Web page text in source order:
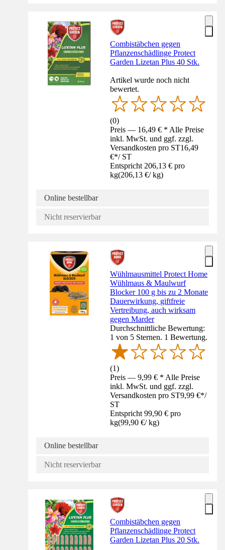
Combistäbchen gegen
Pflanzenschädlinge Protect
Garden Lizetan Plus 40 Stk.
Artikel wurde noch nicht
bewertet.
(0)
Preis — 16,49 € * Alle Preise
inkl. MwSt. und ggf. zzgl.
Versandkosten pro ST16,49
€*/ ST
Entspricht 206,13 € pro
kg(206,13 €/ kg)
Online bestellbar
Nicht reservierbar
Wühlmausmittel Protect Home
Wühlmaus & Maulwurf
Blocker 100 g bis zu 2 Monate
Dauerwirkung, giftfreie
Vertreibung, auch wirksam
gegen Marder
Durchschnittliche Bewertung:
1 von 5 Sternen. 1 Bewertung.
(1)
Preis — 9,99 € * Alle Preise
inkl. MwSt. und ggf. zzgl.
Versandkosten pro ST9,99 €*/
ST
Entspricht 99,90 € pro
kg(99,90 €/ kg)
Online bestellbar
Nicht reservierbar
Combistäbchen gegen
Pflanzenschädlinge Protect
Garden Lizetan Plus 20 Stk.